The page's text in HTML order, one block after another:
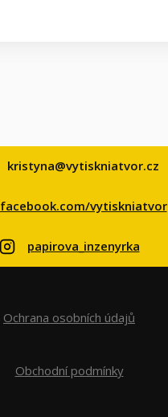
kristyna@vytiskniatvor.cz
facebook.com/vytiskniatvor
papirova_inzenyrka
Ochrana osobních údajů
Obchodní podmínky